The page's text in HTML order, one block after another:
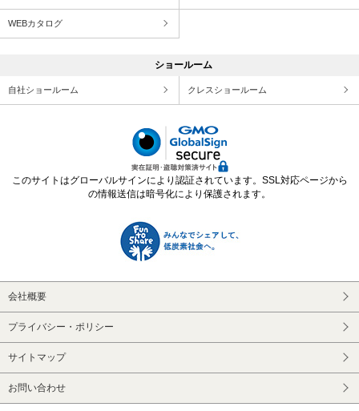
WEBカタログ
ショールーム
自社ショールーム クレスショールーム
このサイトはグローバルサインにより認証されています。SSL対応ページから
の情報送信は暗号化により保護されます。
会社概要
プライバシー・ポリシー
サイトマップ
お問い合わせ